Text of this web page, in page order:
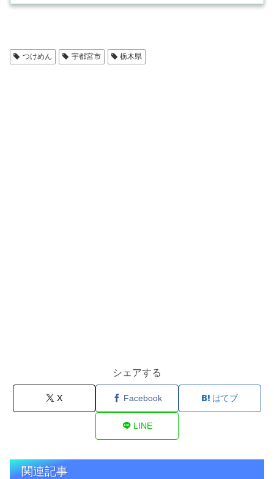
つけめん 宇都宮市 栃木県
シェアする
X Facebook はてブ
LINE
関連記事